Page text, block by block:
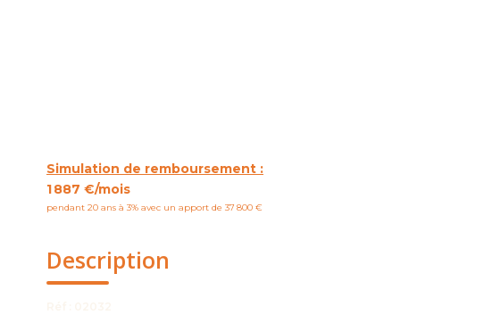
Simulation de remboursement :
1 887 €/mois
pendant 20 ans à 3% avec un apport de 37 800 €
Description